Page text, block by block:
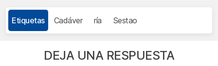
Etiquetas Cadáver ría Sestao
DEJA UNA RESPUESTA